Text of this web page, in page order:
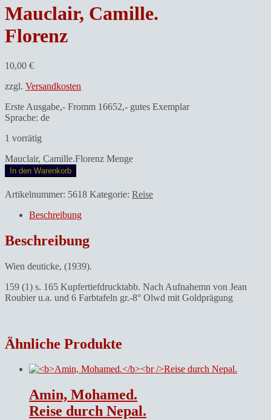
Mauclair, Camille.
Florenz
10,00 €
zzgl. Versandkosten
Erste Ausgabe,- Fromm 16652,- gutes Exemplar
Sprache: de
1 vorrätig
Mauclair, Camille.Florenz Menge
In den Warenkorb
Artikelnummer: 5618 Kategorie: Reise
Beschreibung
Beschreibung
Wien deuticke, (1939).
159 (1) s. 165 Kupfertiefdrucktabb. Nach Aufnahemn von Jean
Roubier u.a. und 6 Farbtafeln gr.-8° Olwd mit Goldprägung
Ähnliche Produkte
Amin, Mohamed.
Reise durch Nepal.